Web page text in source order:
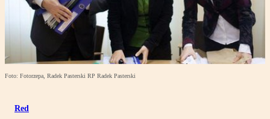
Foto: Fotorzepa, Radek Pasterski RP Radek Pasterski
Red